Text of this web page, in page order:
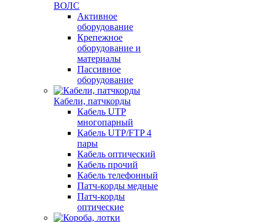
ВОЛС
Активное
оборудование
Крепежное
оборудование и
материалы
Пассивное
оборудование
Кабели, патчкорды
Кабель UTP
многопарный
Кабель UTP/FTP 4
пары
Кабель оптический
Кабель прочий
Кабель телефонный
Патч-корды медные
Патч-корды
оптические